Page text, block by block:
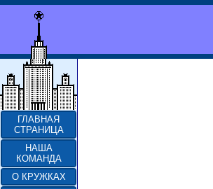
ГЛАВНАЯ
СТРАНИЦА
НАША
КОМАНДА
О КРУЖКАХ